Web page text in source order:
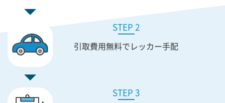
STEP 2
引取費用無料でレッカー手配
STEP 3